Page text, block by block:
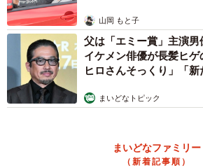
山岡 もと子
父は「エミー賞」主演
イケメン俳優が長髪ヒ
ヒロさんそっくり」「新
まいどなトピック
まいどなファミリー
（新着記事順）